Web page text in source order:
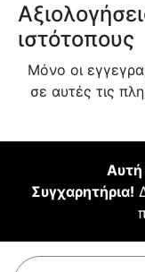
ιστότοπους
Μόνο οι
σε αυτές τις
Αυτή
Συγχαρητήρια!